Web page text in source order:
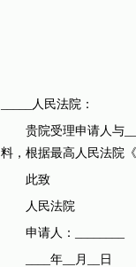
_____人民法院：
贵院受理申请人与
料，根据最高人民法院
此致
人民法院
申请人：________
____年__月__日